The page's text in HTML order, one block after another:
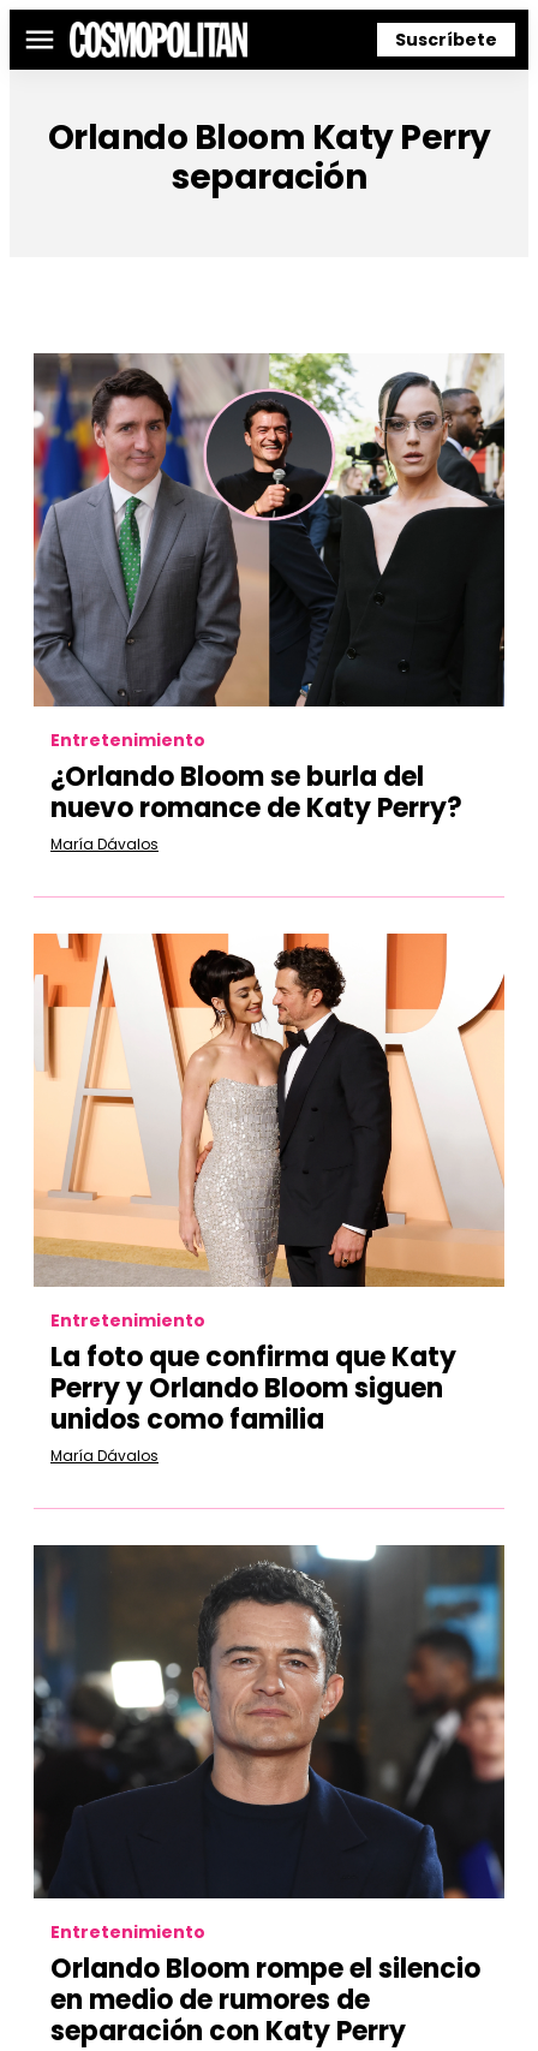
Menú Suscríbete
Orlando Bloom Katy Perry
separación
Entretenimiento
¿Orlando Bloom se burla del
nuevo romance de Katy Perry?
María Dávalos
Entretenimiento
La foto que confirma que Katy
Perry y Orlando Bloom siguen
unidos como familia
María Dávalos
Entretenimiento
Orlando Bloom rompe el silencio
en medio de rumores de
separación con Katy Perry